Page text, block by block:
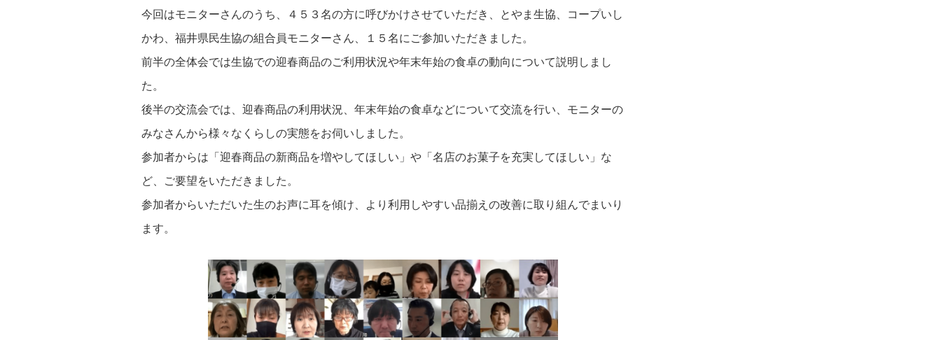
今回はモニターさんのうち、４５３名の方に呼びかけさせていただき、とやま生協、コープいし
かわ、福井県民生協の組合員モニターさん、１５名にご参加いただきました。
前半の全体会では生協での迎春商品のご利用状況や年末年始の食卓の動向について説明しまし
た。
後半の交流会では、迎春商品の利用状況、年末年始の食卓などについて交流を行い、モニターの
みなさんから様々なくらしの実態をお伺いしました。
参加者からは「迎春商品の新商品を増やしてほしい」や「名店のお菓子を充実してほしい」な
ど、ご要望をいただきました。
参加者からいただいた生のお声に耳を傾け、より利用しやすい品揃えの改善に取り組んでまいり
ます。